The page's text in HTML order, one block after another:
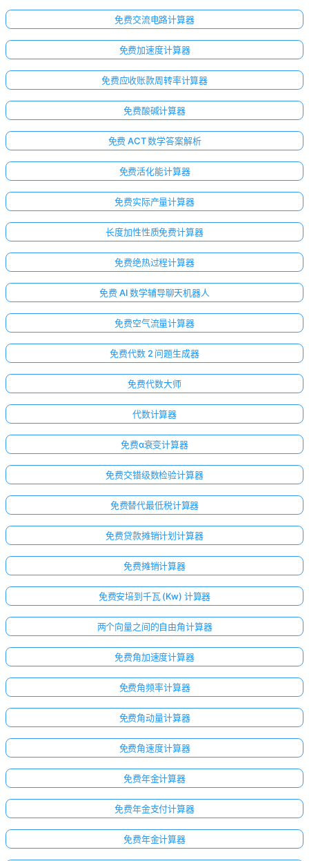
免费交流电路计算器
免费加速度计算器
免费应收账款周转率计算器
免费酸碱计算器
免费 ACT 数学答案解析
免费活化能计算器
免费实际产量计算器
长度加性性质免费计算器
免费绝热过程计算器
免费 AI 数学辅导聊天机器人
免费空气流量计算器
免费代数 2 问题生成器
免费代数大师
代数计算器
免费α衰变计算器
免费交错级数检验计算器
免费替代最低税计算器
免费贷款摊销计划计算器
免费摊销计算器
免费安培到千瓦 (Kw) 计算器
两个向量之间的自由角计算器
免费角加速度计算器
免费角频率计算器
免费角动量计算器
免费角速度计算器
免费年金计算器
免费年金支付计算器
免费年金计算器